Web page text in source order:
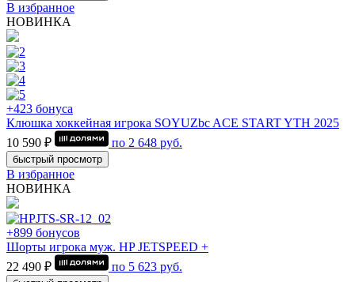
В избранное
НОВИНКА
+423 бонуса
Клюшка хоккейная игрока SOYUZbc ACE START YTH 2025
10 590 ₽
по 2 648 руб.
быстрый просмотр
В избранное
НОВИНКА
+899 бонусов
Шорты игрока муж. HP JETSPEED +
22 490 ₽
по 5 623 руб.